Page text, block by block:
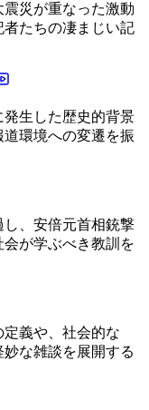
災が重なった激動
たちの凄まじい記
生した歴史的背景
環境への変遷を振
し、安倍元首相銃撃
が学ぶべき教訓を
義や、社会的な
な雑談を展開する